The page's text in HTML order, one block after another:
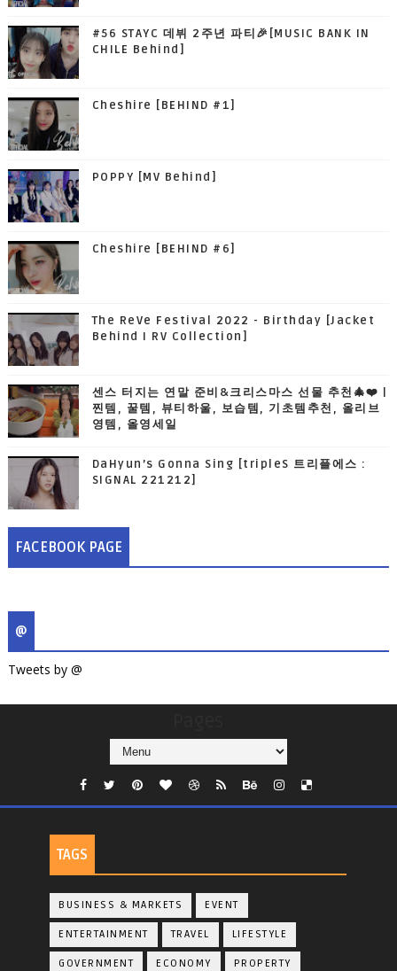
#56 STAYC 데뷔 2주년 파티🎉[MUSIC BANK IN
CHILE Behind]
Cheshire [BEHIND #1]
POPPY [MV Behind]
Cheshire [BEHIND #6]
The ReVe Festival 2022 - Birthday [Jacket
Behind I RV Collection]
센스 터지는 연말 준비&크리스마스 선물 추천🎄❤️ |
찐템, 꿀템, 뷰티하울, 보습템, 기초템추천, 올리브
영템, 올영세일
DaHyun’s Gonna Sing [tripleS 트리플에스 :
SIGNAL 221212]
FACEBOOK PAGE
@
Tweets by @
TAGS
BUSINESS & MARKETS EVENT
ENTERTAINMENT TRAVEL LIFESTYLE
GOVERNMENT ECONOMY PROPERTY